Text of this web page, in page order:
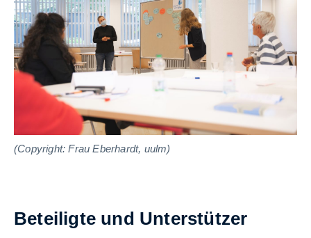
(Copyright: Frau Eberhardt, uulm)
Beteiligte und Unterstützer